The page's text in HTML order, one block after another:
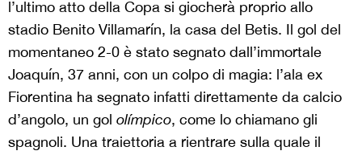
l’ultimo atto della Copa si giocherà proprio allo
stadio Benito Villamarín, la casa del Betis. Il gol del
momentaneo 2-0 è stato segnato dall’immortale
Joaquín, 37 anni, con un colpo di magia: l’ala ex
Fiorentina ha segnato infatti direttamente da calcio
d’angolo, un gol olímpico, come lo chiamano gli
spagnoli. Una traiettoria a rientrare sulla quale il